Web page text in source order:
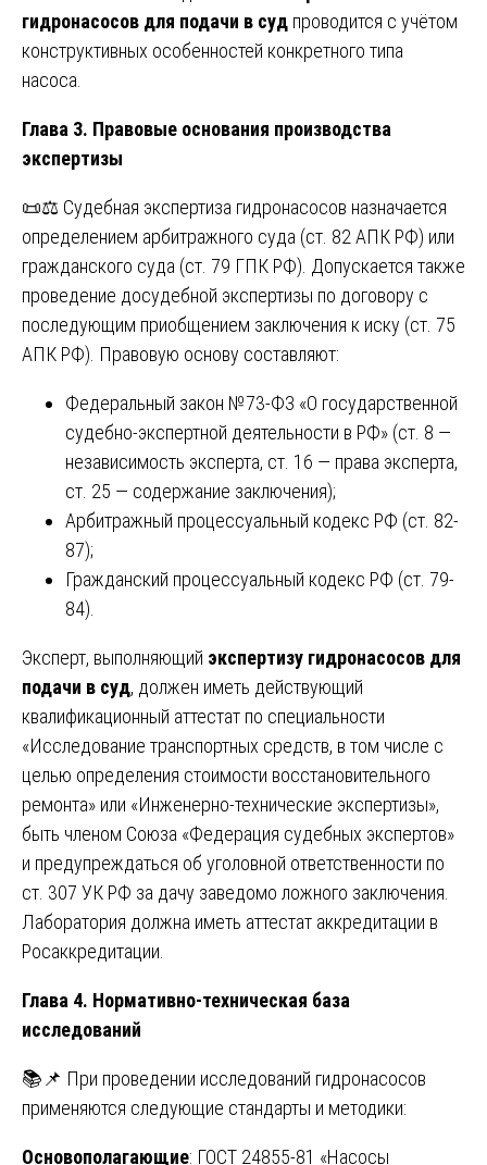
гидронасосов для подачи в суд проводится с учётом
конструктивных особенностей конкретного типа
насоса.
Глава 3. Правовые основания производства
экспертизы
📜⚖️ Судебная экспертиза гидронасосов назначается
определением арбитражного суда (ст. 82 АПК РФ) или
гражданского суда (ст. 79 ГПК РФ). Допускается также
проведение досудебной экспертизы по договору с
последующим приобщением заключения к иску (ст. 75
АПК РФ). Правовую основу составляют:
Федеральный закон №73-ФЗ «О государственной
судебно-экспертной деятельности в РФ» (ст. 8 —
независимость эксперта, ст. 16 — права эксперта,
ст. 25 — содержание заключения);
Арбитражный процессуальный кодекс РФ (ст. 82-
87);
Гражданский процессуальный кодекс РФ (ст. 79-
84).
Эксперт, выполняющий экспертизу гидронасосов для
подачи в суд, должен иметь действующий
квалификационный аттестат по специальности
«Исследование транспортных средств, в том числе с
целью определения стоимости восстановительного
ремонта» или «Инженерно-технические экспертизы»,
быть членом Союза «Федерация судебных экспертов»
и предупреждаться об уголовной ответственности по
ст. 307 УК РФ за дачу заведомо ложного заключения.
Лаборатория должна иметь аттестат аккредитации в
Росаккредитации.
Глава 4. Нормативно-техническая база
исследований
📚📌 При проведении исследований гидронасосов
применяются следующие стандарты и методики:
Основополагающие: ГОСТ 24855-81 «Насосы